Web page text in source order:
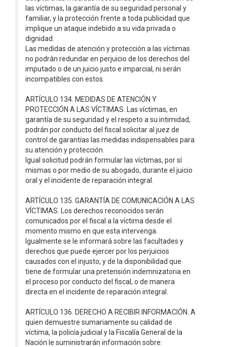
las víctimas, la garantía de su seguridad personal y
familiar, y la protección frente a toda publicidad que
implique un ataque indebido a su vida privada o
dignidad.
Las medidas de atención y protección a las víctimas
no podrán redundar en perjuicio de los derechos del
imputado o de un juicio justo e imparcial, ni serán
incompatibles con estos.
ARTÍCULO 134. MEDIDAS DE ATENCIÓN Y
PROTECCIÓN A LAS VÍCTIMAS. Las víctimas, en
garantía de su seguridad y el respeto a su intimidad,
podrán por conducto del fiscal solicitar al juez de
control de garantías las medidas indispensables para
su atención y protección.
Igual solicitud podrán formular las víctimas, por sí
mismas o por medio de su abogado, durante el juicio
oral y el incidente de reparación integral.
ARTÍCULO 135. GARANTÍA DE COMUNICACIÓN A LAS
VÍCTIMAS. Los derechos reconocidos serán
comunicados por el fiscal a la víctima desde el
momento mismo en que esta intervenga.
Igualmente se le informará sobre las facultades y
derechos que puede ejercer por los perjuicios
causados con el injusto, y de la disponibilidad que
tiene de formular una pretensión indemnizatoria en
el proceso por conducto del fiscal, o de manera
directa en el incidente de reparación integral.
ARTÍCULO 136. DERECHO A RECIBIR INFORMACIÓN. A
quien demuestre sumariamente su calidad de
víctima, la policía judicial y la Fiscalía General de la
Nación le suministrarán información sobre: